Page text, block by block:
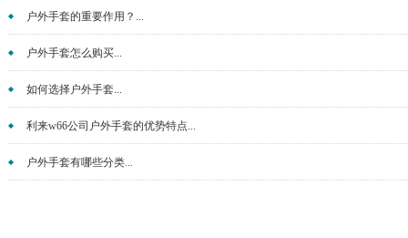
户外手套的重要作用？...
户外手套怎么购买...
如何选择户外手套...
利来w66公司户外手套的优势特点...
户外手套有哪些分类...